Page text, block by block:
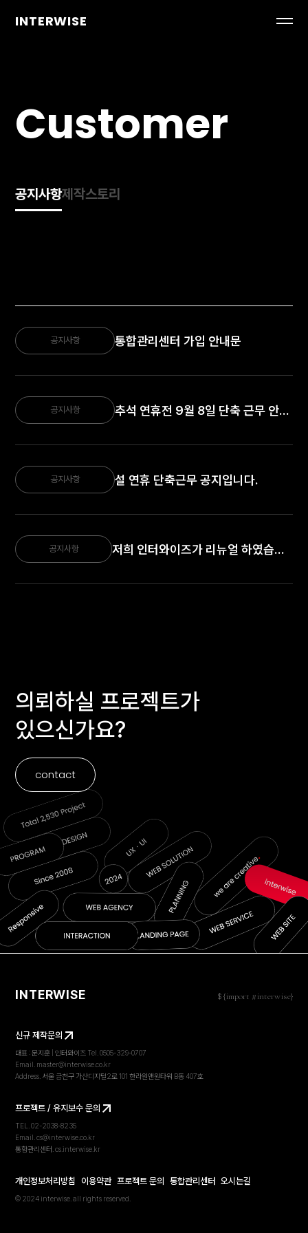
INTERWISE
프로젝트 문의프로젝트 문의프로젝트 문의프로젝트 문의
Customer
공지사항제작스토리
공지사항 통합관리센터 가입 안내문
공지사항 추석 연휴전 9월 8일 단축 근무 안내.
공지사항 설 연휴 단축근무 공지입니다.
공지사항 저희 인터와이즈가 리뉴얼 하였습니다.
의뢰하실 프로젝트가
있으신가요?
contact
INTERWISE $ {import #interwise}
신규 제작문의
대표 : 문지훈 | 인터와이즈 Tel. 0505-329-0707
Email. master@interwise.co.kr
Address. 서울 금천구 가산디지털2로 101 한라원앤원타워 B동 407호
프로젝트 / 유지보수 문의
TEL. 02-2038-8235
Email. cs@interwise.co.kr
통합관리센터. cs.interwise.kr
개인정보처리방침 이용약관 프로젝트 문의 통합관리센터 오시는길
© 2024 interwise. all rights reserved.